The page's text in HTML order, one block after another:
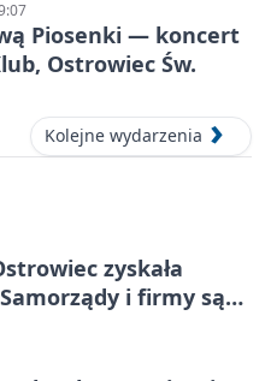
Piosenki — koncert
Ostrowiec Św.
Kolejne wydarzenia
zyskała
i firmy są